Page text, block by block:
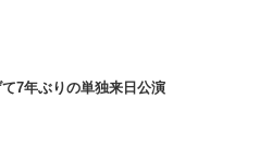
7年ぶりの単独来日公演